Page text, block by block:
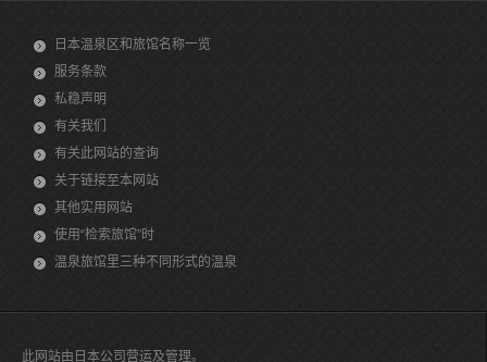
日本温泉区和旅馆名称一览
服务条款
私稳声明
有关我们
有关此网站的查询
关于链接至本网站
其他实用网站
使用“检索旅馆”时
温泉旅馆里三种不同形式的温泉
此网站由日本公司营运及管理。